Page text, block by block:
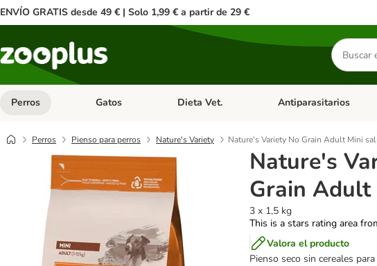
ENVÍO GRATIS desde 49 € | Solo 1,99 € a partir de 29 €
Buscar
productos
Perros Menú de categoria abierto: Perros
Gatos Menú de categoria abierto: Gatos
Dieta Vet. Menú de categoria
Antiparasitarios
Perros Pienso para perros Nature's Variety Nature's Variety No Grain Adult Mini
Nature's
Grain Adult
3 x 1,5 kg
This is a stars rating area
Valora el producto
Pienso seco sin cereales